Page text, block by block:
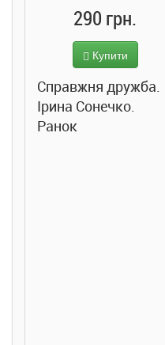
290 грн.
Купити
Справжня дружба.
Ірина Сонечко.
Ранок